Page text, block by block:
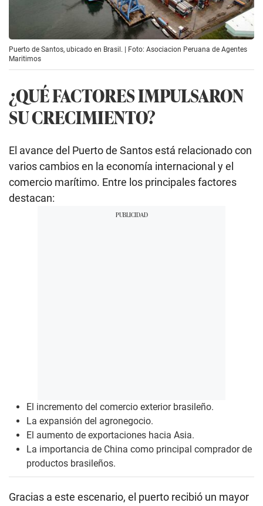
Puerto de Santos, ubicado en Brasil. | Foto: Asociacion Peruana de Agentes
Maritimos
¿QUÉ FACTORES IMPULSARON
SU CRECIMIENTO?
El avance del Puerto de Santos está relacionado con
varios cambios en la economía internacional y el
comercio marítimo. Entre los principales factores
destacan:
El incremento del comercio exterior brasileño.
La expansión del agronegocio.
El aumento de exportaciones hacia Asia.
La importancia de China como principal comprador de
productos brasileños.
Gracias a este escenario, el puerto recibió un mayor